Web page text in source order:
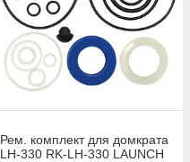
Рем. комплект для домкрата
LH-330 RK-LH-330 LAUNCH